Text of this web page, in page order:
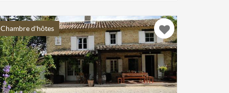
Chambre d'hôtes